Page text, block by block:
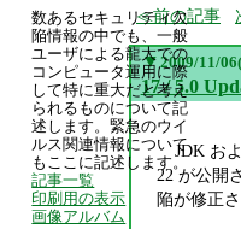
前の記事
▼ 2009/11/
17 / 5.0
JDK お
22 が公開
陥が修正
数あるセキュリティ欠
陥情報の中でも、一般
ユーザによる龍大での
コンピュータ運用に際
して特に重大だと考え
られるものについて記
述します。緊急のウイ
ルス関連情報について
もここに記述します。
記事一覧
印刷用の表示
画像アルバム